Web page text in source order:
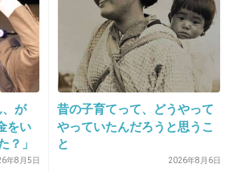
は小さい先の丸いハサミで切りま
たいで嫌がられてたけど、小さいハ
してくれました！
、が
をい
？」
年8月5日
昔の子育てって、どうやって
やっていたんだろうと思うこ
と
2026年8月6日